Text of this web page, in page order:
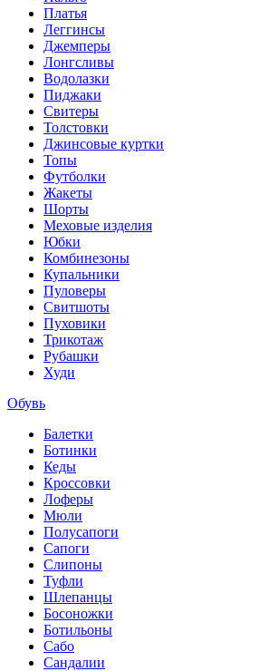
Платья
Леггинсы
Джемперы
Лонгсливы
Водолазки
Пиджаки
Свитеры
Толстовки
Джинсовые куртки
Топы
Футболки
Жакеты
Шорты
Меховые изделия
Юбки
Комбинезоны
Купальники
Пуловеры
Свитшоты
Пуховики
Трикотаж
Рубашки
Худи
Обувь
Балетки
Ботинки
Кеды
Кроссовки
Лоферы
Мюли
Полусапоги
Сапоги
Слипоны
Туфли
Шлепанцы
Босоножки
Ботильоны
Сабо
Сандалии